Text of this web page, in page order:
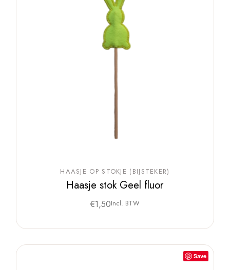
HAASJE OP STOKJE (BIJSTEKER)
Haasje stok Geel fluor
€1,50Incl. BTW
Save